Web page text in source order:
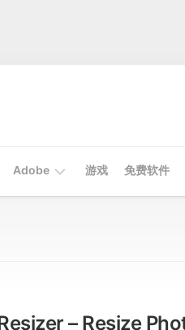
Adobe 游戏 免费软件